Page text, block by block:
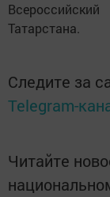
Татарстана.
Следите за
Telegram-
Читайте